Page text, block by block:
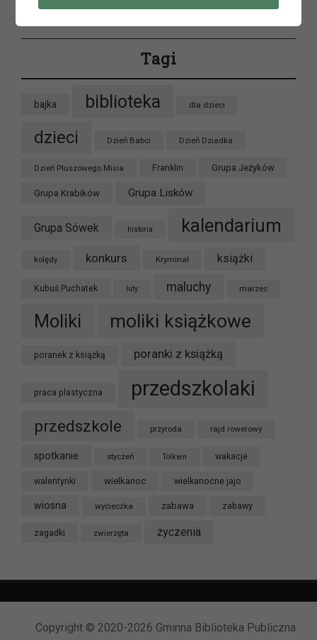
Tagi
bajka biblioteka dla dzieci
dzieci Dzień Babci Dzień Dziadka
Dzień Pluszowego Misia Franklin Grupa Jeżyków
Grupa Krabików Grupa Lisków
Grupa Sówek historia kalendarium
kolędy konkurs Kryminał książki
Kubuś Puchatek luty maluchy marzec
Moliki moliki książkowe
poranek z książką poranki z książką
praca plastyczna przedszkolaki
przedszkole przyroda rajd rowerowy
spotkanie styczeń Tolkien wakacje
walentynki wielkanoc wielkanocne jajo
wiosna wycieczka zabawa zabawy
zagadki zwierzęta życzenia
Copyright © 2020-2026 Gminna Biblioteka Publiczna